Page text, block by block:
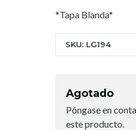
*Tapa Blanda*
SKU: LG194
Agotado
Póngase en
este producto.